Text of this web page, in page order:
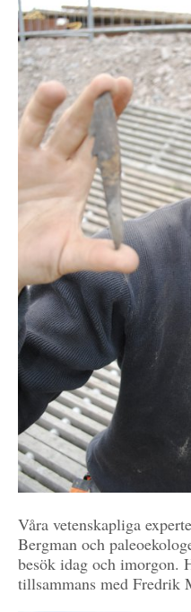
Våra vetenskapliga
Bergman och
besök idag och imorgon.
tillsammans med Fredrik